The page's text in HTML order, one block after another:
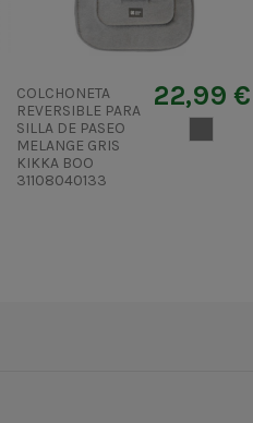
COLCHONETA
REVERSIBLE PARA
SILLA DE PASEO
MELANGE GRIS
KIKKA BOO
31108040133
22,99 €